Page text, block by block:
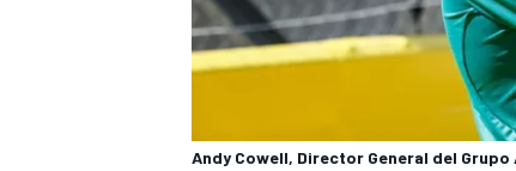
Andy Cowell, Director General del Grupo